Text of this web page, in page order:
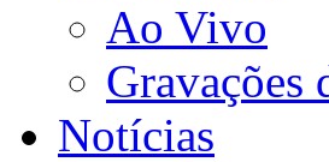
Ao Vivo
Gravações
Notícias